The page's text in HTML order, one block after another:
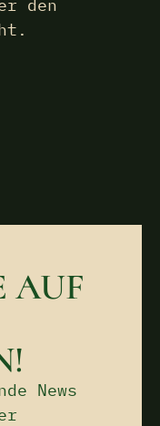
den
AUF
News